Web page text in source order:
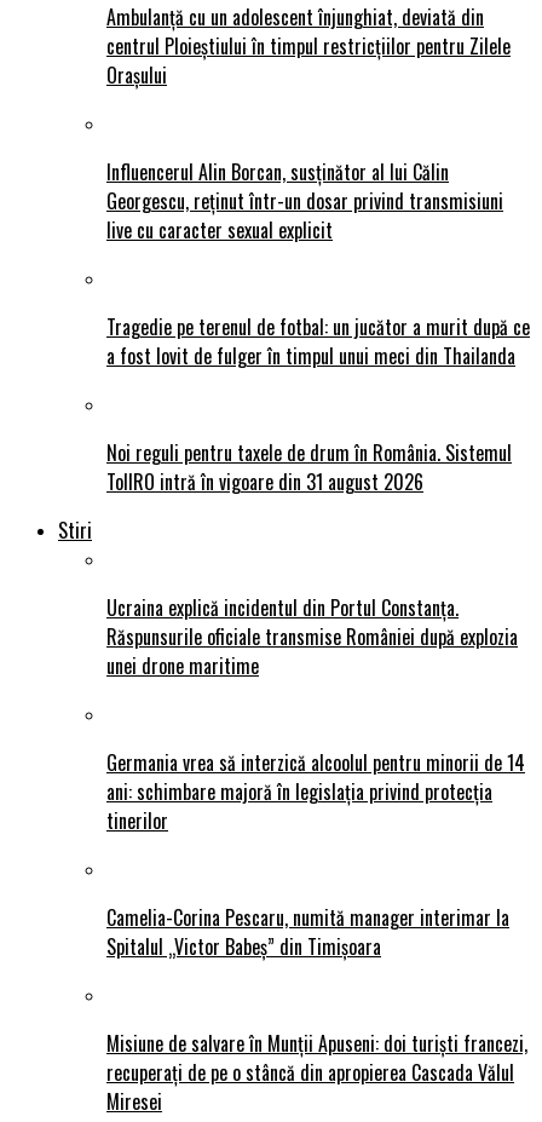
Ambulanță cu un adolescent înjunghiat, deviată din
centrul Ploieștiului în timpul restricțiilor pentru Zilele
Orașului
Influencerul Alin Borcan, susținător al lui Călin
Georgescu, reținut într-un dosar privind transmisiuni
live cu caracter sexual explicit
Tragedie pe terenul de fotbal: un jucător a murit după ce
a fost lovit de fulger în timpul unui meci din Thailanda
Noi reguli pentru taxele de drum în România. Sistemul
TollRO intră în vigoare din 31 august 2026
Stiri
Ucraina explică incidentul din Portul Constanța.
Răspunsurile oficiale transmise României după explozia
unei drone maritime
Germania vrea să interzică alcoolul pentru minorii de 14
ani: schimbare majoră în legislația privind protecția
tinerilor
Camelia-Corina Pescaru, numită manager interimar la
Spitalul „Victor Babeș” din Timișoara
Misiune de salvare în Munții Apuseni: doi turiști francezi,
recuperați de pe o stâncă din apropierea Cascada Vălul
Miresei